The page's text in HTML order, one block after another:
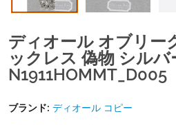
ディオール オブリー
ックレス 偽物 シルバ
N1911HOMMT_D005
ブランド: ディオール コピー